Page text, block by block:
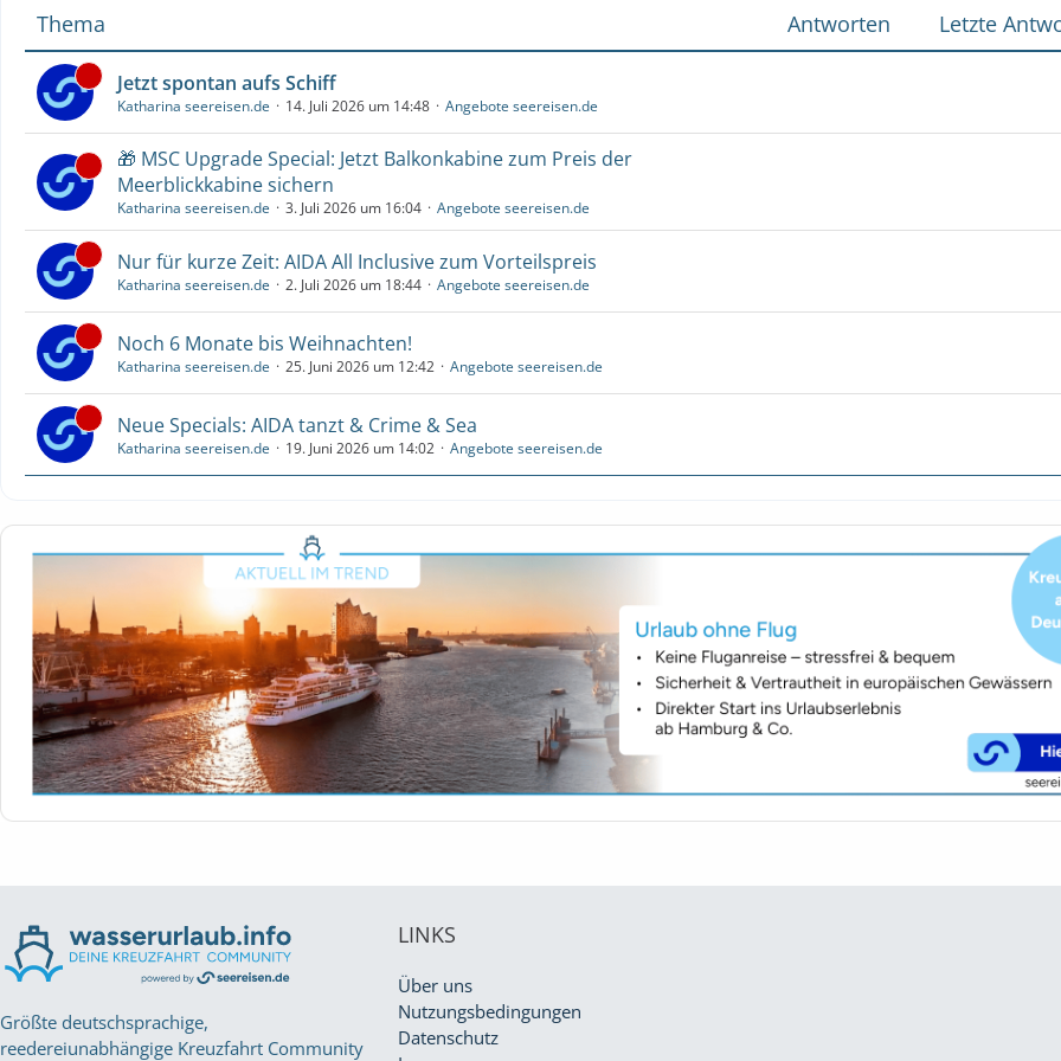
Thema Antworten Letzte
Jetzt spontan aufs Schiff
Katharina seereisen.de 14. Juli 2026 um 14:48 Angebote seereisen.de
🎁 MSC Upgrade Special: Jetzt Balkonkabine zum Preis der
Meerblickkabine sichern
Katharina seereisen.de 3. Juli 2026 um 16:04 Angebote seereisen.de
Nur für kurze Zeit: AIDA All Inclusive zum Vorteilspreis
Katharina seereisen.de 2. Juli 2026 um 18:44 Angebote seereisen.de
Noch 6 Monate bis Weihnachten!
Katharina seereisen.de 25. Juni 2026 um 12:42 Angebote seereisen.de
Neue Specials: AIDA tanzt & Crime & Sea
Katharina seereisen.de 19. Juni 2026 um 14:02 Angebote seereisen.de
Größte deutschsprachige,
reedereiunabhängige Kreuzfahrt Community
LINKS
Über uns
Nutzungsbedingungen
Datenschutz